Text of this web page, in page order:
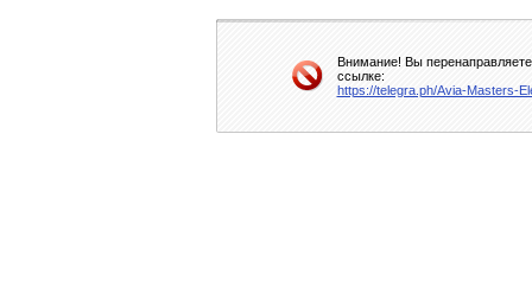
Внимание! Вы
ссылке:
https://telegra.ph/Avia-Masters-